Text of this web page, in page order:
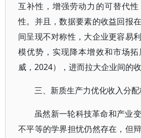
互补性，增强劳动力的可替代
性。并且，数据要素的收益回报
间呈现不对称性，大企业更容易
模优势，实现降本增效和市场
威，2024），进而拉大企业间的收
三、新质生产力优化收入分
虽然新一轮科技革命和产业
不平等的学界担忧仍然存在，但